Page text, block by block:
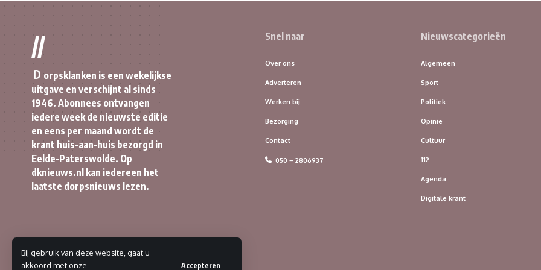
Bij gebruik van deze website, gaat u
akkoord met onze
Accepteren
//
D orpsklanken is een wekelijkse
uitgave en verschijnt al sinds
1946. Abonnees ontvangen
iedere week de nieuwste editie
en eens per maand wordt de
krant huis-aan-huis bezorgd in
Eelde-Paterswolde. Op
dknieuws.nl kan iedereen het
laatste dorpsnieuws lezen.
Snel naar
Over ons
Adverteren
Werken bij
Bezorging
Contact
050 – 2806937
Nieuwscategorieën
Algemeen
Sport
Politiek
Opinie
Cultuur
112
Agenda
Digitale krant